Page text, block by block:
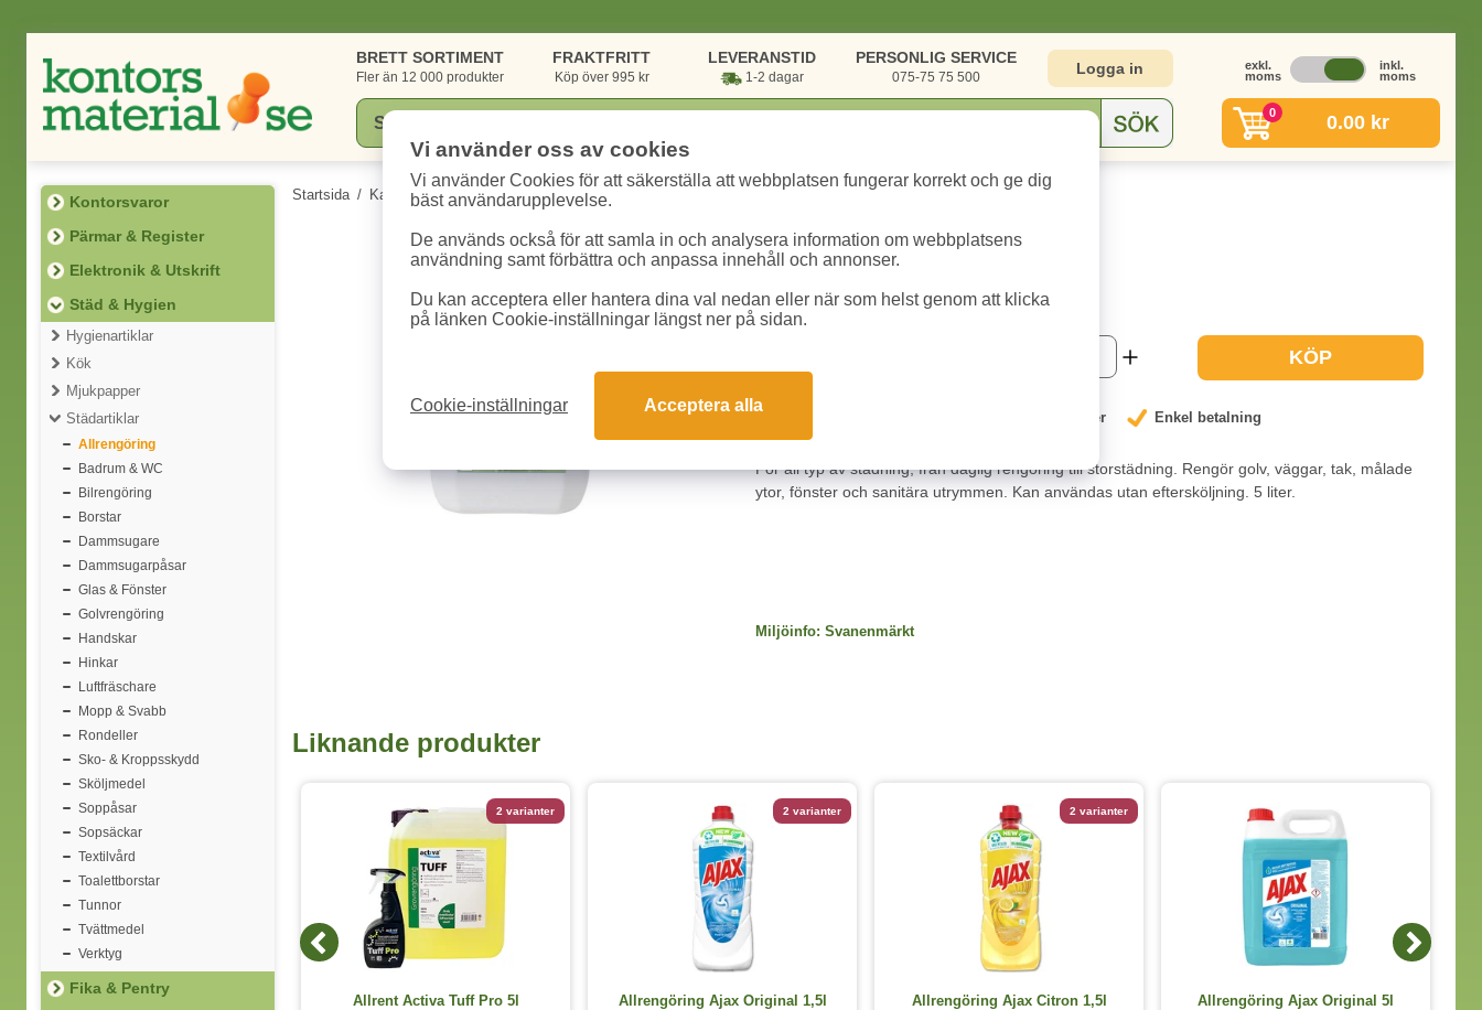
BRETT SORTIMENT
Fler än 12 000 produkter
FRAKTFRITT
Köp över 995 kr
LEVERANSTID
1-2 dagar
PERSONLIG SERVICE
075-75 75 500 Logga in
exkl.
moms
inkl.
moms
0 0.00 kr
Kontorsvaror
Pärmar & Register
Elektronik & Utskrift
Städ & Hygien
Hygienartiklar
Kök
Mjukpapper
Städartiklar
Allrengöring
Badrum & WC
Bilrengöring
Borstar
Dammsugare
Dammsugarpåsar
Glas & Fönster
Golvrengöring
Handskar
Hinkar
Luftfräschare
Mopp & Svabb
Rondeller
Sko- & Kroppsskydd
Sköljmedel
Soppåsar
Sopsäckar
Textilvård
Toalettborstar
Tunnor
Tvättmedel
Verktyg
Fika & Pentry
Startsida / Kategorier / Städ & Hygien / Städartiklar ALLFIX rengöring 5l
ALLFIX rengöring 5l
Art.nr:1106 Enhet:1 st 1-2 dagar
KÖP
Garanterat låga priser Enkel betalning
För all typ av städning, från daglig rengöring till storstädning. Rengör golv, väggar, tak, målade
ytor, fönster och sanitära utrymmen. Kan användas utan eftersköljning. 5 liter.
Miljöinfo: Svanenmärkt
Liknande produkter
Möbelpolish MP52 250ml
2 varianter
Allrent Activa Tuff Pro 5l
2 varianter
Allrengöring Ajax Original 1,5l
2 varianter
Allrengöring Ajax Citron 1,5l Allrengöring Ajax Original 5l
Vi använder oss av cookies
Vi använder Cookies för att säkerställa att webbplatsen fungerar korrekt och ge dig
bäst användarupplevelse.
De används också för att samla in och analysera information om webbplatsens
användning samt förbättra och anpassa innehåll och annonser.
Du kan acceptera eller hantera dina val nedan eller när som helst genom att klicka
på länken Cookie-inställningar längst ner på sidan.
Cookie-inställningar Acceptera alla